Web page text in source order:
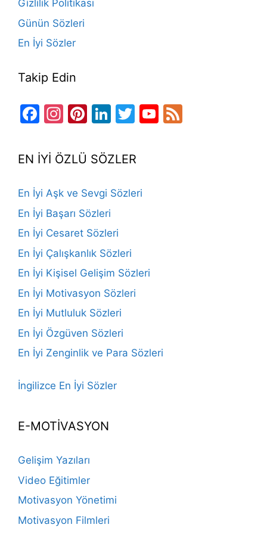
Gizlilik Politikası
Günün Sözleri
En İyi Sözler
Takip Edin
Facebook
Instagram
Pinterest
LinkedIn
TwitterYouTube
EN İYİ ÖZLÜ SÖZLER
En İyi Aşk ve Sevgi Sözleri
En İyi Başarı Sözleri
En İyi Cesaret Sözleri
En İyi Çalışkanlık Sözleri
En İyi Kişisel Gelişim Sözleri
En İyi Motivasyon Sözleri
En İyi Mutluluk Sözleri
En İyi Özgüven Sözleri
En İyi Zenginlik ve Para Sözleri
İngilizce En İyi Sözler
E-MOTİVASYON
Gelişim Yazıları
Video Eğitimler
Motivasyon Yönetimi
Motivasyon Filmleri